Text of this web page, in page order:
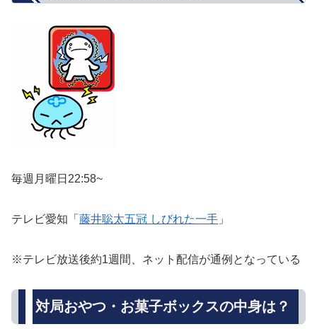
毎週月曜日22:58~
テレビ愛知「 藤井聡太五冠 しびれた一手 」
※テレビ放送後約1週間、ネット配信が通例となっている
対局おやつ・お菓子ボックスの中身は？